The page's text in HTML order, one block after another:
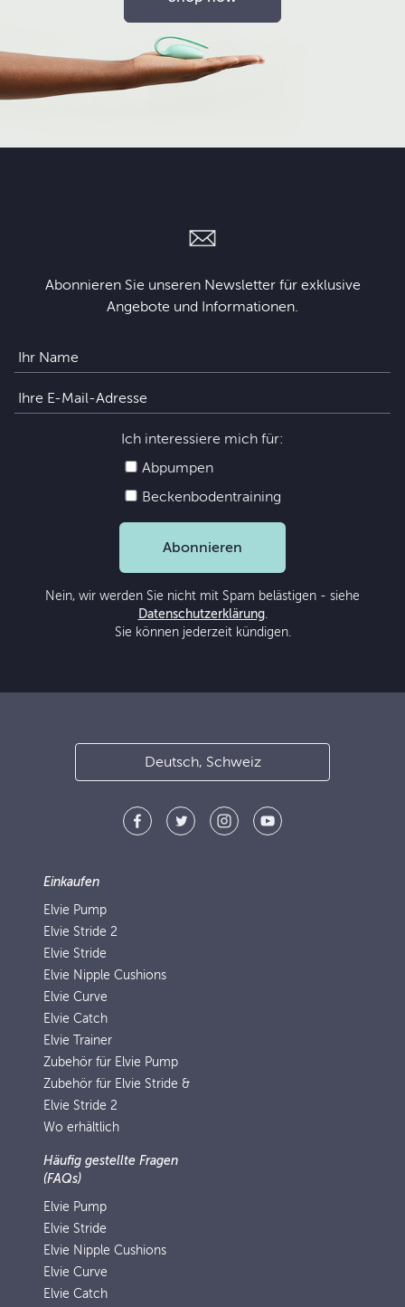
Abonnieren Sie unseren Newsletter für exklusive
Angebote und Informationen.
Ich interessiere mich für:
Abpumpen
Beckenbodentraining
Abonnieren
Nein, wir werden Sie nicht mit Spam belästigen - siehe
Datenschutzerklärung.
Sie können jederzeit kündigen.
Deutsch, Schweiz
Einkaufen
Elvie Pump
Elvie Stride 2
Elvie Stride
Elvie Nipple Cushions
Elvie Curve
Elvie Catch
Elvie Trainer
Zubehör für Elvie Pump
Zubehör für Elvie Stride &
Elvie Stride 2
Wo erhältlich
Häufig gestellte Fragen
(FAQs)
Elvie Pump
Elvie Stride
Elvie Nipple Cushions
Elvie Curve
Elvie Catch